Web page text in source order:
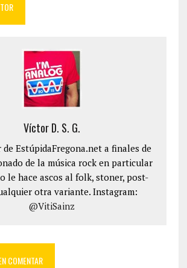
Víctor D. S. G.
EstúpidaFregona.net a finales de
de la música rock en particular
le hace ascos al folk, stoner, post-
otra variante. Instagram:
@VitiSainz
COMENTAR